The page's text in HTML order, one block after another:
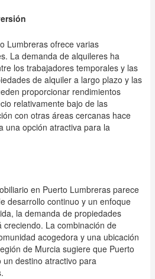
Lumbreras ofrece varias
La demanda de alquileres ha
los trabajadores temporales y las
de alquiler a largo plazo y las
proporcionar rendimientos
relativamente bajo de las
con otras áreas cercanas hace
una opción atractiva para la
en Puerto Lumbreras parece
desarrollo continuo y un enfoque
la demanda de propiedades
La combinación de
acogedora y una ubicación
de Murcia sugiere que Puerto
destino atractivo para